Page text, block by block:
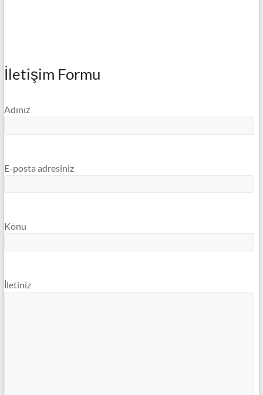
İletişim Formu
Adınız
E-posta adresiniz
Konu
İletiniz